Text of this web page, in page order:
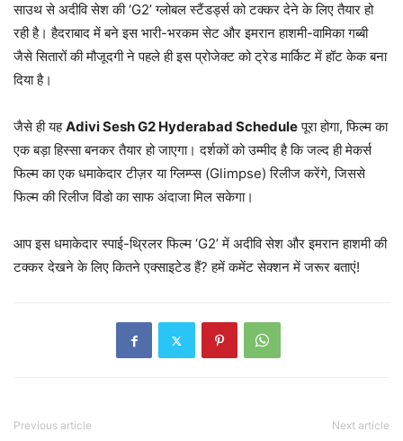
साउथ से अदीवि सेश की ‘G2’ ग्लोबल स्टैंडर्ड्स को टक्कर देने के लिए तैयार हो
रही है। हैदराबाद में बने इस भारी-भरकम सेट और इमरान हाशमी-वामिका गब्बी
जैसे सितारों की मौजूदगी ने पहले ही इस प्रोजेक्ट को ट्रेड मार्किट में हॉट केक बना
दिया है।
जैसे ही यहAdivi Sesh G2 Hyderabad Scheduleपूरा होगा, फिल्म का
एक बड़ा हिस्सा बनकर तैयार हो जाएगा। दर्शकों को उम्मीद है कि जल्द ही मेकर्स
फिल्म का एक धमाकेदार टीज़र या ग्लिम्प्स (Glimpse) रिलीज करेंगे, जिससे
फिल्म की रिलीज विंडो का साफ अंदाजा मिल सकेगा।
आप इस धमाकेदार स्पाई-थ्रिलर फिल्म ‘G2’ में अदीवि सेश और इमरान हाशमी की
टक्कर देखने के लिए कितने एक्साइटेड हैं? हमें कमेंट सेक्शन में जरूर बताएं!
Previous article Next article